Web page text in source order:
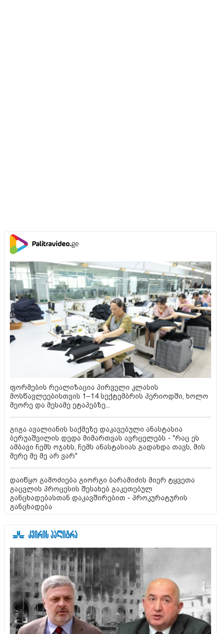
ფორმების რეალიზაცია პირველი კლასის
მოსწავლეებისთვის 1–14 სექტემბრის პერიოდში, ხოლო
მეორე და მესამე ეტაპებზე...
გიგა ავალიანის საქმეზე დაკავებული ანასტასია
ბერუაშვილის დედა მიმართვას ავრცელებს - "რაც ეს
ამბავი ჩემს ოჯახს, ჩემს ანასტასიას გადახდა თავს, მის
მერე მე მე არ ვარ"
დაიწყო გამოძიება გიორგი ბარამიძის მიერ ტყვეთა
გაცვლის პროცესის შესახებ გაკეთებულ
განცხადებასთან დაკავშირებით - პროკურატურის
განცხადება